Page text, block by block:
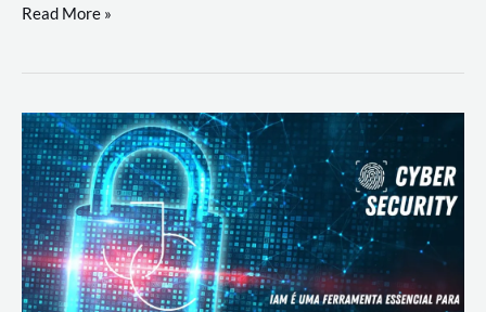
DevSecOps
Prática:
Desenvolvimento,
Segurança
e
Operações
Read More »